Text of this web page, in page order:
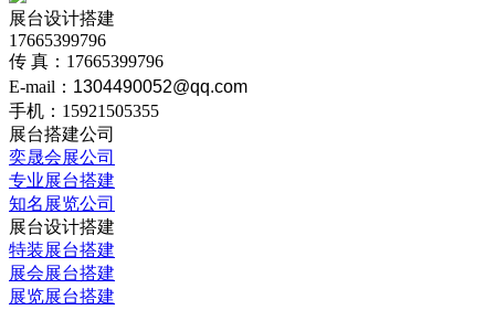
展台设计搭建
17665399796
传 真：17665399796
E-mail： 1304490052@qq.com
手机：15921505355
展台搭建公司
奕晟会展公司
专业展台搭建
知名展览公司
展台设计搭建
特装展台搭建
展会展台搭建
展览展台搭建